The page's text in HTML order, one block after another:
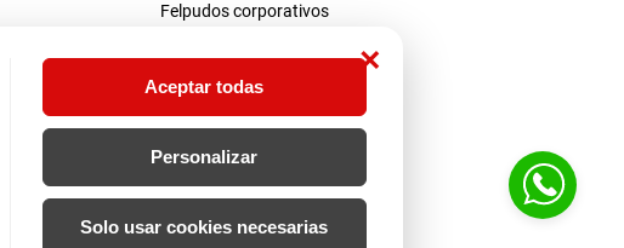
×
Aceptar todas
Personalizar
Solo usar cookies necesarias
Felpudos corporativos